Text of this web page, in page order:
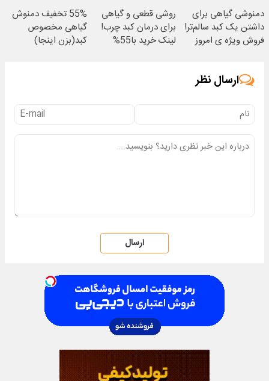
دمنوشی گیاهی برای
داشتن یک کبد سالم‌تر!
فروش ویژه ی امروز
روشی قطعی و گیاهی
برای درمان کبد چرب!
لینک خرید با55%
55% تخفیف دمنوش
گیاهی مخصوص
کبد(بزن اینجا)
ارسال نظر
ارسال